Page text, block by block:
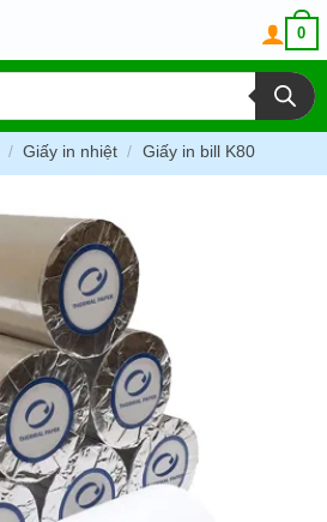
0
/ Giấy in nhiệt / Giấy in bill K80